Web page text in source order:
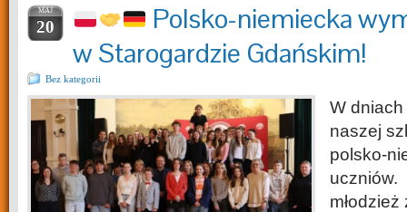
MAJ
20
Polsko-niemiecka
w Starogardzie Gdańskim!
Bez kategorii
W
naszej
polsko-